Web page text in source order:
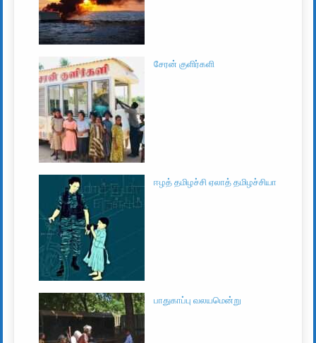
சேரன் குளிர்களி
ஈழத் தமிழச்சி ஏலாத் தமிழச்சியா
பாதுகாப்பு வலயமென்று